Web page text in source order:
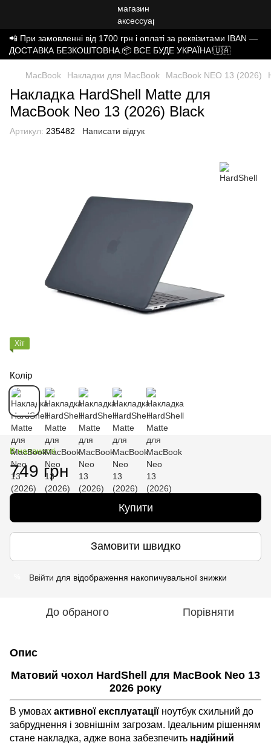
📲 При замовленні від 1700 грн і оплаті за реквізитами IBAN —
ДОСТАВКА БЕЗКОШТОВНА.📦 ВСЕ БУДЕ УКРАЇНА!🇺🇦
MacBook Накладки для MacBook MacBook NEO 13 (2026)
Накладка HardShell Matte для
MacBook Neo 13 (2026) Black
Артикул: 235482 Написати відгук
Хіт
Колір
В наявності
749 грн
Купити
Замовити швидко
Ввійти для відображення накопичувальної знижки
До обраного Порівняти
Опис
Матовий чохол HardShell для MacBook Neo 13
2026 року
В умовах активної експлуатації ноутбук схильний до
забруднення і зовнішнім загрозам. Ідеальним рішенням
стане накладка, адже вона забезпечить надійний